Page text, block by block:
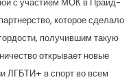
которое сделало
получившим такую
открывает новые
ЛГБТИ+ в спорт во всем